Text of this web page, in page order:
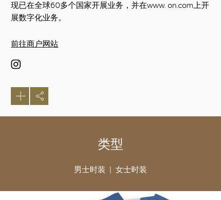
现已在全球60多个国家开展业务，并在www. on.com上开
展数字化业务。
前往商户网站
类型
男士时装 女士时装